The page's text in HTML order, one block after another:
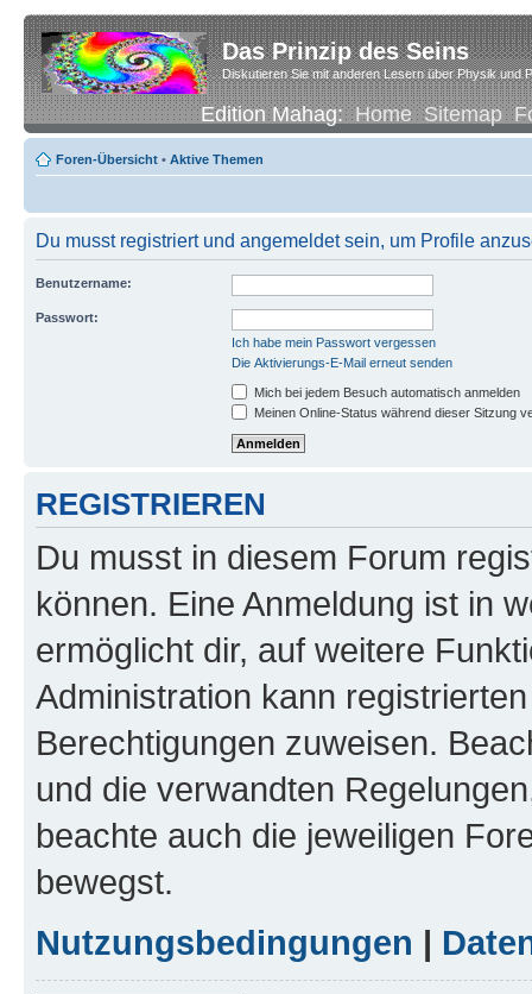
Das Prinzip des Seins
Diskutieren Sie mit anderen Lesern über Physik und
Edition Mahag:Home Sitemap
Foren-Übersicht • Aktive Themen
Du musst registriert und angemeldet sein, um Profile
Benutzername:
Passwort:
Ich habe mein Passwort vergessen
Die Aktivierungs-E-Mail erneut senden
Mich bei jedem Besuch automatisch anmelden
Meinen Online-Status während dieser Sitzung
REGISTRIEREN
Du musst in diesem Forum
können. Eine Anmeldung ist in
ermöglicht dir, auf weitere
Administration kann
Berechtigungen zuweisen.
und die verwandten
beachte auch die jeweiligen
bewegst.
Nutzungsbedingungen |